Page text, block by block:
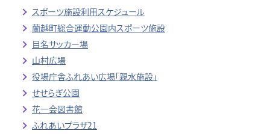
スポーツ施設利用スケジュール
蘭越町総合運動公園内スポーツ施設
目名サッカー場
山村広場
役場庁舎ふれあい広場「親水施設」
せせらぎ公園
花一会図書館
ふれあいプラザ21